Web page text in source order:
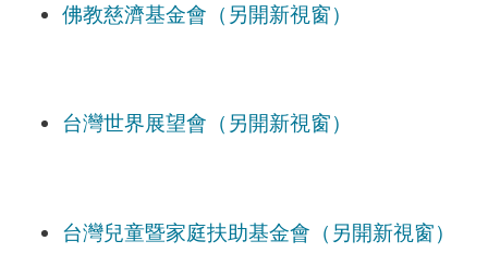
佛教慈濟基金會（另開新視窗）
台灣世界展望會（另開新視窗）
台灣兒童暨家庭扶助基金會（另開新視窗）